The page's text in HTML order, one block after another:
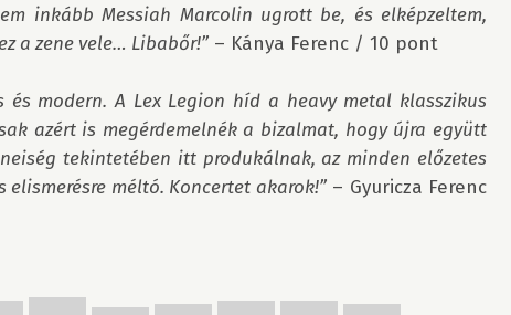
inkább Messiah Marcolin ugrott be, és elképzeltem,
a zene vele… Libabőr!” – Kánya Ferenc / 10 pont
és modern. A Lex Legion híd a heavy metal klasszikus
azért is megérdemelnék a bizalmat, hogy újra együtt
tekintetében itt produkálnak, az minden előzetes
méltó. Koncertet akarok!” – Gyuricza Ferenc